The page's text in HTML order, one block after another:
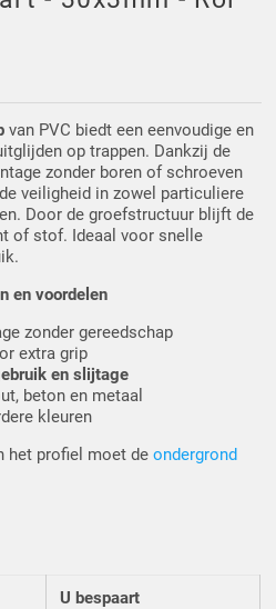
van PVC biedt een eenvoudige en
op trappen. Dankzij de
zonder boren of schroeven
veiligheid in zowel particuliere
Door de groefstructuur blijft de
of stof. Ideaal voor snelle
en voordelen
zonder gereedschap
extra grip
en slijtage
beton en metaal
kleuren
het profiel moet deondergrond
U bespaart